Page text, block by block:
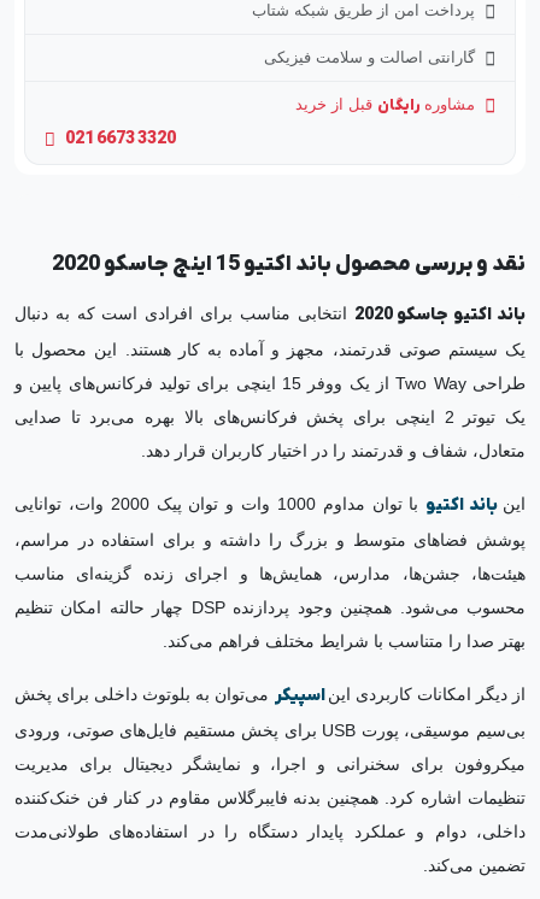
پرداخت امن از طریق شبکه شتاب
گارانتی اصالت و سلامت فیزیکی
مشاوره رایگان قبل از خرید
021 6673 3320
نقد و بررسی محصول باند اکتیو 15 اینچ جاسکو 2020
باند اکتیو جاسکو 2020
انتخابی مناسب برای افرادی است که به دنبال
یک سیستم صوتی قدرتمند، مجهز و آماده به کار هستند. این محصول با
طراحی Two Way از یک ووفر 15 اینچی برای تولید فرکانس‌های پایین و
یک تیوتر 2 اینچی برای پخش فرکانس‌های بالا بهره می‌برد تا صدایی
متعادل، شفاف و قدرتمند را در اختیار کاربران قرار دهد.
این باند اکتیو
با توان مداوم 1000 وات و توان پیک 2000 وات، توانایی
پوشش فضاهای متوسط و بزرگ را داشته و برای استفاده در مراسم،
هیئت‌ها، جشن‌ها، مدارس، همایش‌ها و اجرای زنده گزینه‌ای مناسب
محسوب می‌شود. همچنین وجود پردازنده DSP چهار حالته امکان تنظیم
بهتر صدا را متناسب با شرایط مختلف فراهم می‌کند.
از دیگر امکانات کاربردی ایناسپیکر می‌توان به بلوتوث داخلی برای پخش
بی‌سیم موسیقی، پورت USB برای پخش مستقیم فایل‌های صوتی، ورودی
میکروفون برای سخنرانی و اجرا، و نمایشگر دیجیتال برای مدیریت
تنظیمات اشاره کرد. همچنین بدنه فایبرگلاس مقاوم در کنار فن خنک‌کننده
داخلی، دوام و عملکرد پایدار دستگاه را در استفاده‌های طولانی‌مدت
تضمین می‌کند.